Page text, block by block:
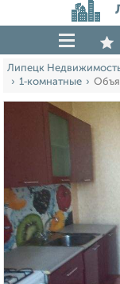
Липецк
1‑комнатные